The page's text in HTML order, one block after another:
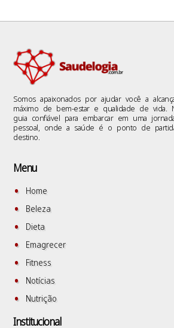
Somos apaixonados por ajudar você a
máximo de bem-estar e qualidade de
guia confiável para embarcar em uma
pessoal, onde a saúde é o ponto de
destino.
Menu
Home
Beleza
Dieta
Emagrecer
Fitness
Notícias
Nutrição
Institucional